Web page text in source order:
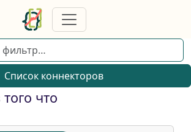
Список коннекторов
что